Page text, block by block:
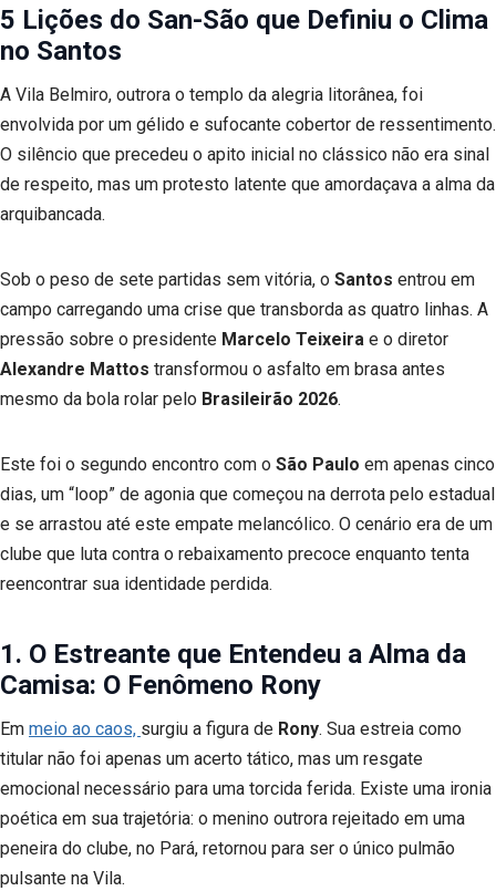
5 Lições do San-São que Definiu o Clima
no Santos
A Vila Belmiro, outrora o templo da alegria litorânea, foi
envolvida por um gélido e sufocante cobertor de ressentimento.
O silêncio que precedeu o apito inicial no clássico não era sinal
de respeito, mas um protesto latente que amordaçava a alma da
arquibancada.
Sob o peso de sete partidas sem vitória, o Santos entrou em
campo carregando uma crise que transborda as quatro linhas. A
pressão sobre o presidente Marcelo Teixeira e o diretor
Alexandre Mattos transformou o asfalto em brasa antes
mesmo da bola rolar pelo Brasileirão 2026.
Este foi o segundo encontro com o São Paulo em apenas cinco
dias, um “loop” de agonia que começou na derrota pelo estadual
e se arrastou até este empate melancólico. O cenário era de um
clube que luta contra o rebaixamento precoce enquanto tenta
reencontrar sua identidade perdida.
1. O Estreante que Entendeu a Alma da
Camisa: O Fenômeno Rony
Em meio ao caos, surgiu a figura de Rony. Sua estreia como
titular não foi apenas um acerto tático, mas um resgate
emocional necessário para uma torcida ferida. Existe uma ironia
poética em sua trajetória: o menino outrora rejeitado em uma
peneira do clube, no Pará, retornou para ser o único pulmão
pulsante na Vila.